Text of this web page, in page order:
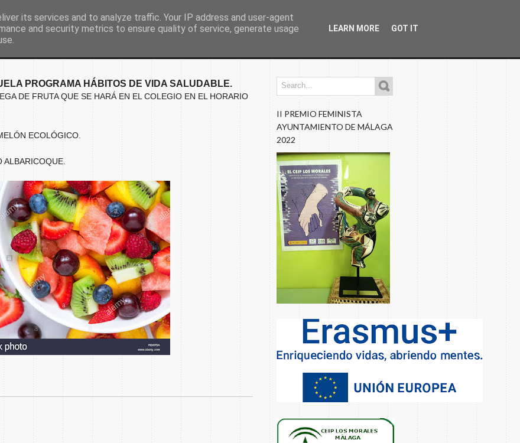
Inicio Nuestro colegio Secretaría Documentos Programaciones Nuestros Blogs
PROGRAMA HÁBITOS DE VIDA SALUDABLE.
DE FRUTA QUE SE HARÁ EN EL COLEGIO EN EL HORARIO
ECOLÓGICO.
ALBARICOQUE.
II PREMIO FEMINISTA
AYUNTAMIENTO DE MÁLAGA
2022
its services and to analyze traffic. Your IP address and user-agent
and security metrics to ensure quality of service, generate usage
LEARN MORE GOT IT